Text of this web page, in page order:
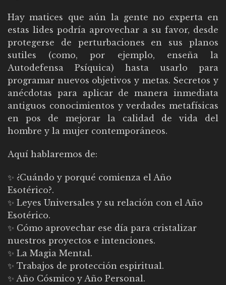
Hay matices que aún la gente no experta en
estas lides podría aprovechar a su favor, desde
protegerse de perturbaciones en sus planos
sutiles (como, por ejemplo, enseña la
Autodefensa Psíquica) hasta usarlo para
programar nuevos objetivos y metas. Secretos y
anécdotas para aplicar de manera inmediata
antiguos conocimientos y verdades metafísicas
en pos de mejorar la calidad de vida del
hombre y la mujer contemporáneos.
Aquí hablaremos de:
✨ ¿Cuándo y porqué comienza el Año
Esotérico?.
✨ Leyes Universales y su relación con el Año
Esotérico.
✨ Cómo aprovechar ese día para cristalizar
nuestros proyectos e intenciones.
✨ La Magia Mental.
✨ Trabajos de protección espiritual.
✨ Año Cósmico y Año Personal.